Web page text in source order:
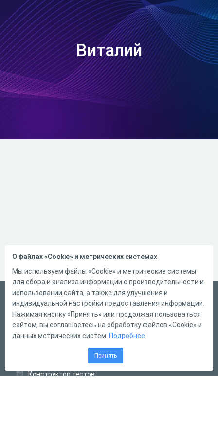
Виталий
Русский
Справка
Форма обратной связи
Конструктор тестов
О файлах «Cookie» и метрических системах
Мы используем файлы «Cookie» и метрические системы
для сбора и анализа информации о производительности и
использовании сайта, а также для улучшения и
индивидуальной настройки предоставления информации.
Нажимая кнопку «Принять» или продолжая пользоваться
сайтом, вы соглашаетесь на обработку файлов «Cookie» и
данных метрических систем. Подробнее
Принять